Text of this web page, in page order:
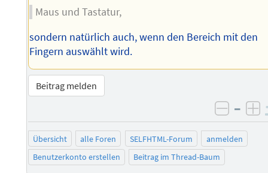
Maus und Tastatur,
sondern natürlich auch, wenn den Bereich mit den
Fingern auswählt wird.
Beitrag melden
–
Übersicht alle Foren SELFHTML-Forum
anmelden
Benutzerkonto erstellen
Beitrag im Thread-Baum